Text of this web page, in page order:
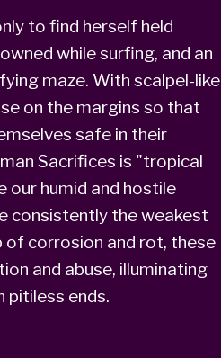
to find herself held
while surfing, and an
maze. With scalpel-like
on the margins so that
safe in their
Sacrifices is "tropical
our humid and hostile
consistently the weakest
of corrosion and rot, these
and abuse, illuminating
ends.